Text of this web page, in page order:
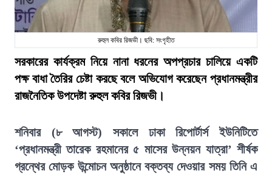
রুহুল কবির রিজভী। ছবি: সংগৃহীত
সরকারের কার্যক্রম নিয়ে নানা ধরনের অপপ্রচার চালিয়ে একটি
পক্ষ বাধা তৈরির চেষ্টা করছে বলে অভিযোগ করেছেন প্রধানমন্ত্রীর
রাজনৈতিক উপদেষ্টা রুহুল কবির রিজভী।
শনিবার (৮ আগস্ট) সকালে ঢাকা রিপোর্টার্স ইউনিটিতে
‘প্রধানমন্ত্রী তারেক রহমানের ৫ মাসের উন্নয়ন যাত্রা’ শীর্ষক
গ্রন্থের মোড়ক উন্মোচন অনুষ্ঠানে বক্তব্য দেওয়ার সময় তিনি এ